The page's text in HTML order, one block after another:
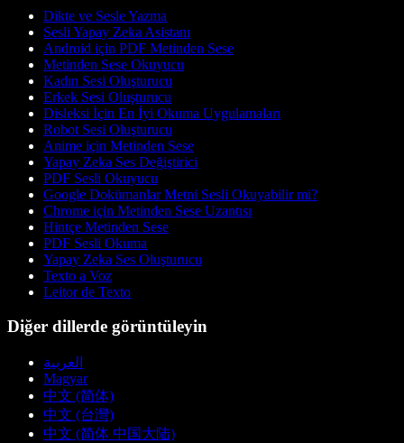
Dikte ve Sesle Yazma
Sesli Yapay Zeka Asistanı
Android için PDF Metinden Sese
Metinden Sese Okuyucu
Kadın Sesi Oluşturucu
Erkek Sesi Oluşturucu
Disleksi İçin En İyi Okuma Uygulamaları
Robot Sesi Oluşturucu
Anime için Metinden Sese
Yapay Zeka Ses Değiştirici
PDF Sesli Okuyucu
Google Dokümanlar Metni Sesli Okuyabilir mi?
Chrome için Metinden Sese Uzantısı
Hintçe Metinden Sese
PDF Sesli Okuma
Yapay Zeka Ses Oluşturucu
Texto a Voz
Leitor de Texto
Diğer dillerde görüntüleyin
العربية
Magyar
中文 (简体)
中文 (台灣)
中文 (简体 中国大陆)